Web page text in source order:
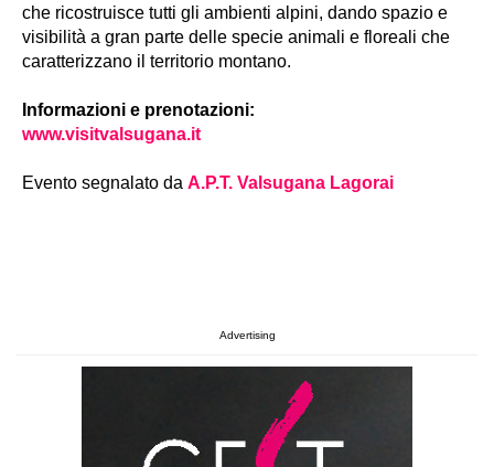
che ricostruisce tutti gli ambienti alpini, dando spazio e
visibilità a gran parte delle specie animali e floreali che
caratterizzano il territorio montano.
Informazioni e prenotazioni:
www.visitvalsugana.it
Evento segnalato da A.P.T. Valsugana Lagorai
Advertising